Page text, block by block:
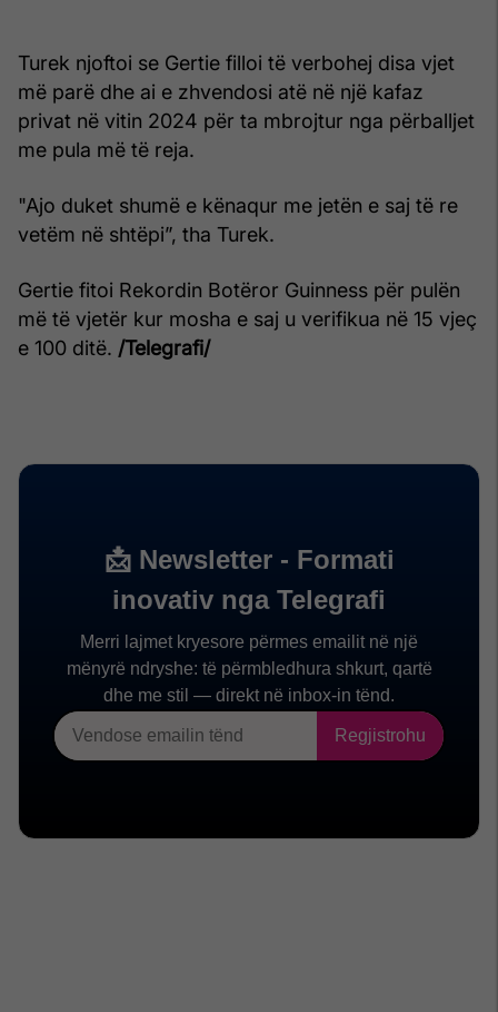
Turek njoftoi se Gertie filloi të verbohej disa vjet
më parë dhe ai e zhvendosi atë në një kafaz
privat në vitin 2024 për ta mbrojtur nga përballjet
me pula më të reja.
"Ajo duket shumë e kënaqur me jetën e saj të re
vetëm në shtëpi”, tha Turek.
Gertie fitoi Rekordin Botëror Guinness për pulën
më të vjetër kur mosha e saj u verifikua në 15 vjeç
e 100 ditë. /Telegrafi/